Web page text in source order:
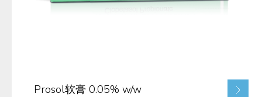
Prosol软膏 0.05% w/w